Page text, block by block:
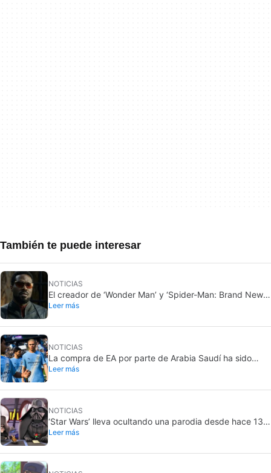
También te puede interesar
NOTICIAS
El creador de ‘Wonder Man’ y ‘Spider-Man: Brand New
Day’ no entiende por qué la serie fue cancelada
Leer más
NOTICIAS
La compra de EA por parte de Arabia Saudí ha sido
finalizada, y eso son malas noticias para todos
Leer más
NOTICIAS
‘Star Wars’ lleva ocultando una parodia desde hace 13
años. Ahora por fin la sacará a la luz… pero solo para
Leer más